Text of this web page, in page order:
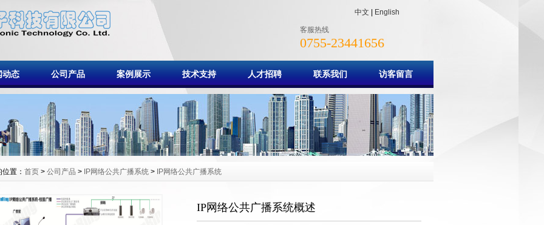
中文 English
客服热线
0755-23441656
动态 公司产品 案例展示 技术支持 人才招聘 联系我们 访客留言
置： 首页 > 公司产品 > IP网络公共广播系统 > IP网络公共广播系统
IP网络公共广播系统概述